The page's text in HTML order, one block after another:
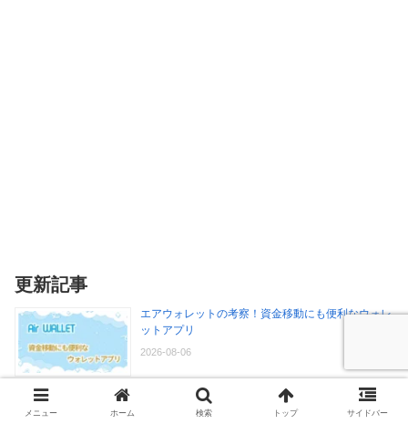
更新記事
エアウォレットの考察！資金移動にも便利なウォレ
ットアプリ
2026-08-06
エアウォレットVISAカードの考察！手軽さとキャ
メニュー ホーム 検索 トップ サイドバー